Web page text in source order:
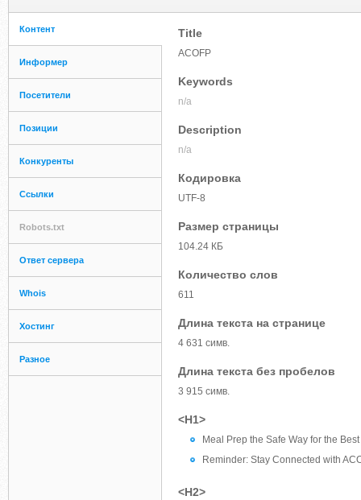
Контент
Информер
Посетители
Позиции
Конкуренты
Ссылки
Robots.txt
Ответ сервера
Whois
Хостинг
Разное
Title
ACOFP
Keywords
n/a
Description
n/a
Кодировка
UTF-8
Размер страницы
104.24 КБ
Количество слов
611
Длина текста на странице
4 631 симв.
Длина текста без пробелов
3 915 симв.
<H1>
Meal Prep the Safe Way for the
Reminder: Stay Connected with
<H2>